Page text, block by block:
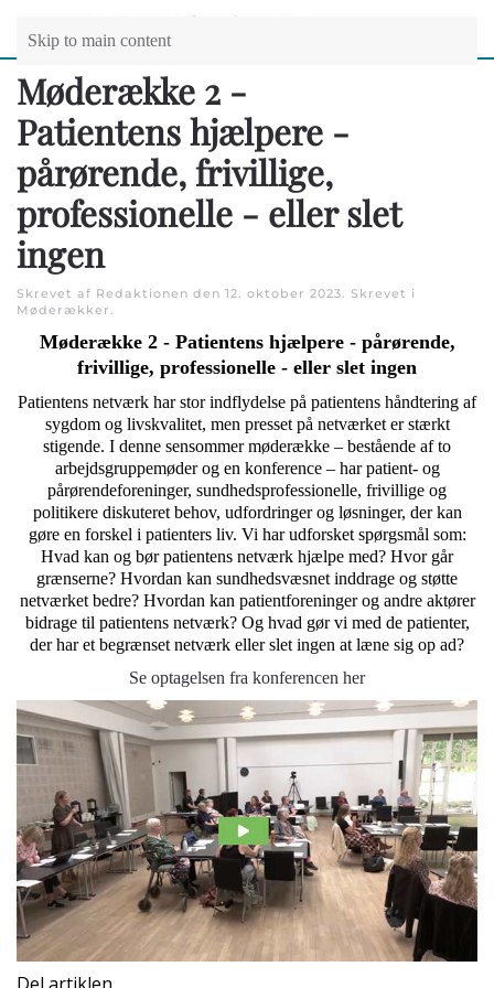
Skip to main content
Møderække 2 -
Patientens hjælpere -
pårørende, frivillige,
professionelle - eller slet
ingen
Skrevet af Redaktionen den 12. oktober 2023. Skrevet i
Møderækker.
Møderække 2 - Patientens hjælpere - pårørende,
frivillige, professionelle - eller slet ingen
Patientens netværk har stor indflydelse på patientens håndtering af
sygdom og livskvalitet, men presset på netværket er stærkt
stigende. I denne sensommer møderække – bestående af to
arbejdsgruppemøder og en konference – har patient- og
pårørendeforeninger, sundhedsprofessionelle, frivillige og
politikere diskuteret behov, udfordringer og løsninger, der kan
gøre en forskel i patienters liv. Vi har udforsket spørgsmål som:
Hvad kan og bør patientens netværk hjælpe med? Hvor går
grænserne? Hvordan kan sundhedsvæsnet inddrage og støtte
netværket bedre? Hvordan kan patientforeninger og andre aktører
bidrage til patientens netværk? Og hvad gør vi med de patienter,
der har et begrænset netværk eller slet ingen at læne sig op ad?
Se optagelsen fra konferencen her